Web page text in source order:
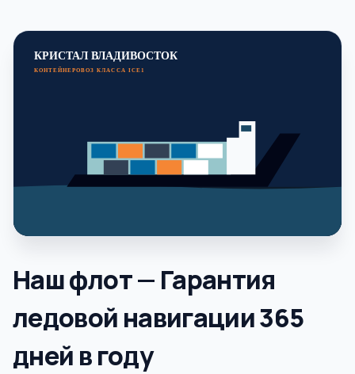
КРИСТАЛ ВЛАДИВОСТОК
КОНТЕЙНЕРОВОЗ КЛАССА ICE1
Наш флот — Гарантия
ледовой навигации 365
дней в году